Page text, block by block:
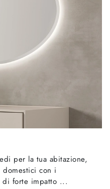
per la tua abitazione,
con i
di forte impatto ...